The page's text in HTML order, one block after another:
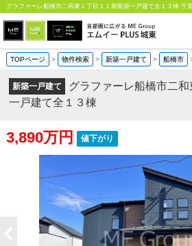
TOPページ > 物件検索 > 新築一戸建て > 船橋市
新築一戸建て
グラファーレ船橋市二
一戸建て全１３棟
3,890万円 値下がり